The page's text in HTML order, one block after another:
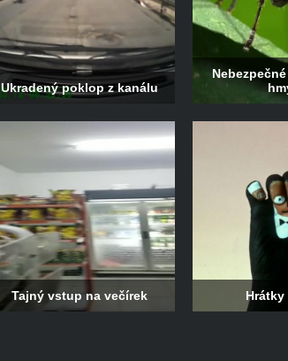
Ukradený poklop z kanálu
Tajný vstup na večírek